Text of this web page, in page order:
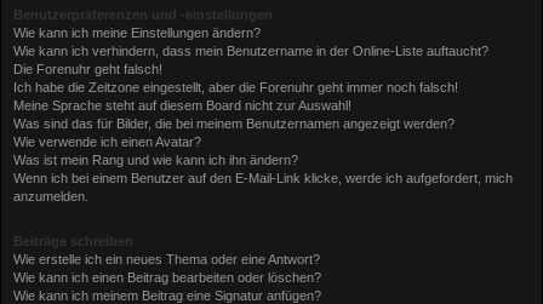
Benutzerpräferenzen und -einstellungen
Wie kann ich meine Einstellungen ändern?
Wie kann ich verhindern, dass mein Benutzername in der Online-Liste auftaucht?
Die Forenuhr geht falsch!
Ich habe die Zeitzone eingestellt, aber die Forenuhr geht immer noch falsch!
Meine Sprache steht auf diesem Board nicht zur Auswahl!
Was sind das für Bilder, die bei meinem Benutzernamen angezeigt werden?
Wie verwende ich einen Avatar?
Was ist mein Rang und wie kann ich ihn ändern?
Wenn ich bei einem Benutzer auf den E-Mail-Link klicke, werde ich aufgefordert, mich
anzumelden.
Beiträge schreiben
Wie erstelle ich ein neues Thema oder eine Antwort?
Wie kann ich einen Beitrag bearbeiten oder löschen?
Wie kann ich meinem Beitrag eine Signatur anfügen?